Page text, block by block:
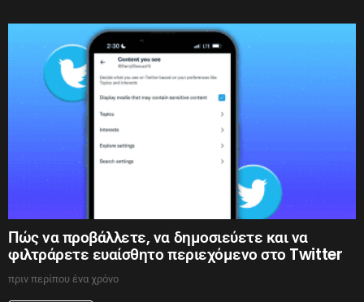
Πώς να προβάλλετε, να δημοσιεύετε και να
φιλτράρετε ευαίσθητο περιεχόμενο στο Twitter
πριν περίπου ένα χρόνο